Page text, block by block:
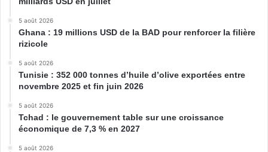
5 août 2026
Ghana : 19 millions USD de la BAD pour renforcer la filière
rizicole
5 août 2026
Tunisie : 352 000 tonnes d’huile d’olive exportées entre
novembre 2025 et fin juin 2026
5 août 2026
Tchad : le gouvernement table sur une croissance
économique de 7,3 % en 2027
5 août 2026